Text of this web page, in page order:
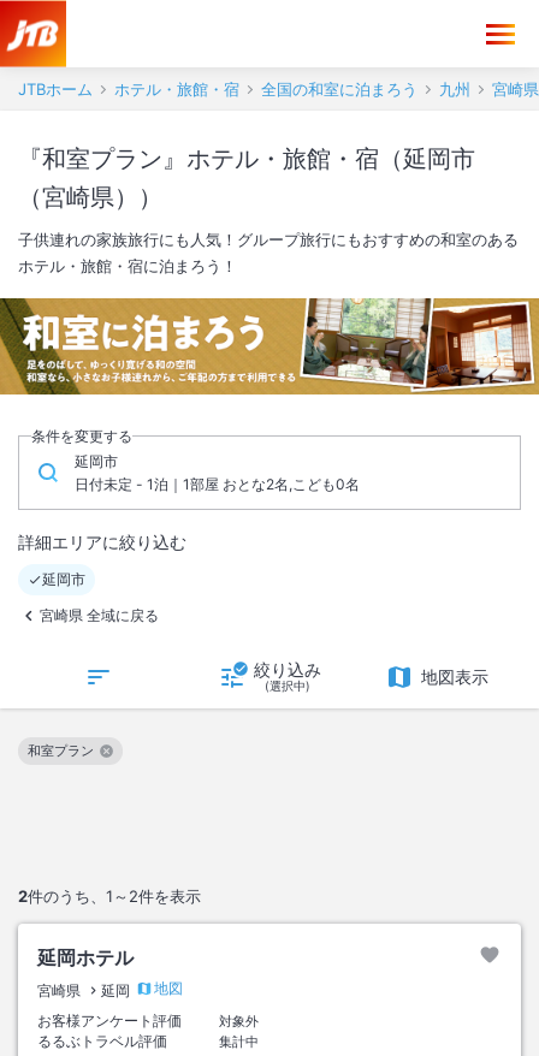
JTBホーム ホテル・旅館・宿 全国の和室に泊まろう 九州 宮崎県
『和室プラン』ホテル・旅館・宿（延岡市
（宮崎県））
子供連れの家族旅行にも人気！グループ旅行にもおすすめの和室のある
ホテル・旅館・宿に泊まろう！
条件を変更する
延岡市
日付未定 - 1泊｜1部屋 おとな2名,こども0名
詳細エリアに絞り込む
延岡市
宮崎県 全域に戻る
絞り込み
(選択中) 地図表示
2件のうち、 1～2件を表示
和室プラン
この絞り込み条件を解除
延岡ホテル
宮崎県 延岡
地図
お客様アンケート評価
対象外
るるぶトラベル評価
集計中